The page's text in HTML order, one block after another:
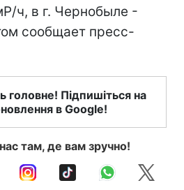
ч, в г. Чернобыле -
сообщает пресс-
головне! Підпишіться на
в Google!
там, де вам зручно!